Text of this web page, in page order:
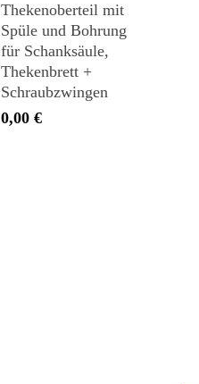
Thekenoberteil mit
Spüle und Bohrung
für Schanksäule,
Thekenbrett +
Schraubzwingen
0,00 €